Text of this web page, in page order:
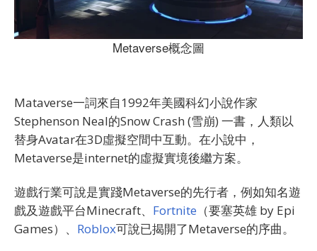
Metaverse概念圖
Mataverse一詞來自1992年美國科幻小說作家
Stephenson Neal的Snow Crash (雪崩) 一書，人類以
替身Avatar在3D虛擬空間中互動。在小說中，
Metaverse是internet的虛擬實境後繼方案。
遊戲行業可說是實踐Metaverse的先行者，例如知名遊
戲及遊戲平台Minecraft、 Fortnite （要塞英雄 by Epi
Games）、 Roblox可說已揭開了Metaverse的序曲。